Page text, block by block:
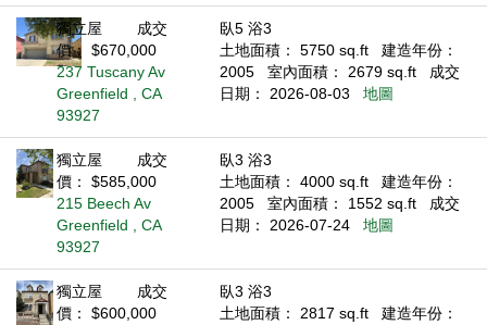
獨立屋
成交
價： $670,000
237 Tuscany Av
Greenfield , CA
93927
臥5 浴3
土地面積： 5750 sq.ft
建造年份：
2005
室內面積： 2679 sq.ft
成交
日期： 2026-08-03
地圖
獨立屋
成交
價： $585,000
215 Beech Av
Greenfield , CA
93927
臥3 浴3
土地面積： 4000 sq.ft
建造年份：
2005
室內面積： 1552 sq.ft
成交
日期： 2026-07-24
地圖
獨立屋
成交
價： $600,000
臥3 浴3
土地面積： 2817 sq.ft
建造年份：